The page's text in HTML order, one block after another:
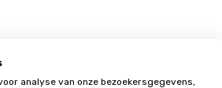
analyse van onze bezoekersgegevens,